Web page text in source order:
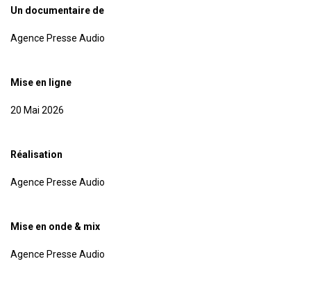
Un documentaire de
Agence Presse Audio
Mise en ligne
20 Mai 2026
Réalisation
Agence Presse Audio
Mise en onde & mix
Agence Presse Audio